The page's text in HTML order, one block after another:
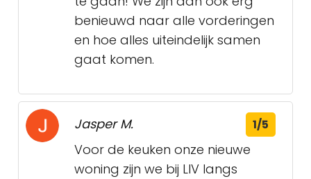
benieuwd naar alle vorderingen
en hoe alles uiteindelijk samen
gaat komen.
Jasper M. 1/5
Voor de keuken onze nieuwe
woning zijn we bij LIV langs